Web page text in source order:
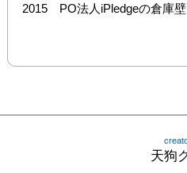
2015　PO法人iPledgeの倉庫
2015　atre恵比寿 18th
book」vol.51の表紙、アーテ
2016　個展「Naked wild
天狗